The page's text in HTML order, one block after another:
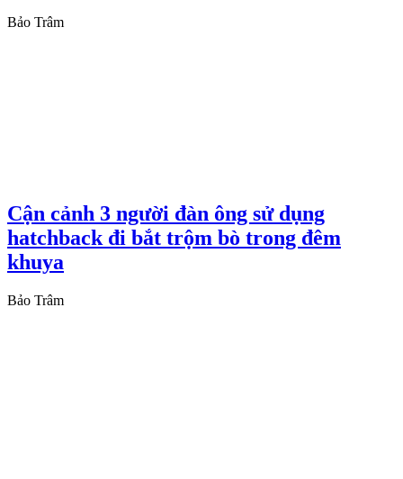
Bảo Trâm
Cận cảnh 3 người đàn ông sử dụng
hatchback đi bắt trộm bò trong đêm
khuya
Bảo Trâm